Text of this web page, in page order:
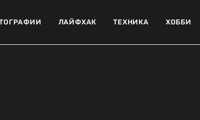
ЛАЙФХАК ТЕХНИКА ХОББИ